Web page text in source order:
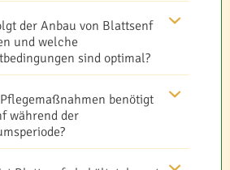
der Anbau von Blattsenf
und welche
sind optimal?
benötigt
während der